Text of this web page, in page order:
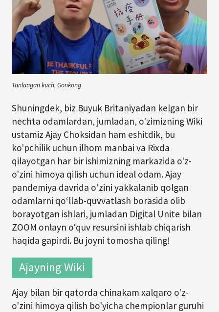
Tanlangan kuch, Gonkong
Shuningdek, biz Buyuk Britaniyadan kelgan bir
nechta odamlardan, jumladan, o'zimizning Wiki
ustamiz Ajay Choksidan ham eshitdik, bu
ko'pchilik uchun ilhom manbai va Rixda
qilayotgan har bir ishimizning markazida o'z-
o'zini himoya qilish uchun ideal odam. Ajay
pandemiya davrida o‘zini yakkalanib qolgan
odamlarni qo‘llab-quvvatlash borasida olib
borayotgan ishlari, jumladan Digital Unite bilan
ZOOM onlayn o‘quv resursini ishlab chiqarish
haqida gapirdi. Bu joyni tomosha qiling!
Ajayning Wiki
Ajay bilan bir qatorda chinakam xalqaro o'z-
o'zini himoya qilish bo'yicha chempionlar guruhi